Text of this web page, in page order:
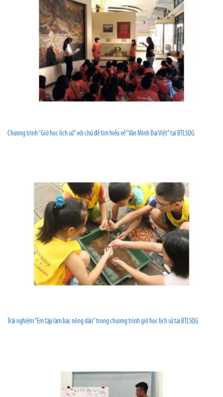
Chương trình “Giờ học lịch sử” với chủ đề tìm hiểu về “Văn Minh Đại Việt” tại BTLSQG
Trải nghiệm “Em tập làm bác nông dân” trong chương trình giờ học lịch sử tại BTLSQG